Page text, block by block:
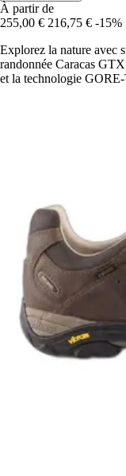
À partir de
255,00 € 216,75 € -15%
Explorez la nature avec
randonnée Caracas
et la technologie